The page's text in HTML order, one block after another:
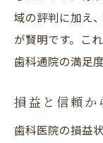
域の評判に加え
が賢明です。こ
歯科通院の満足
損益と信頼か
歯科医院の損益